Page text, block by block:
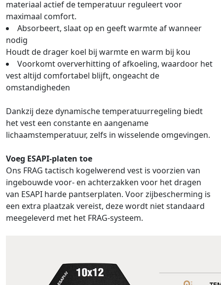
materiaal actief de temperatuur reguleert voor
maximaal comfort.
Absorbeert, slaat op en geeft warmte af wanneer
nodig
Houdt de drager koel bij warmte en warm bij kou
Voorkomt oververhitting of afkoeling, waardoor het
vest altijd comfortabel blijft, ongeacht de
omstandigheden
Dankzij deze dynamische temperatuurregeling biedt
het vest een constante en aangename
lichaamstemperatuur, zelfs in wisselende omgevingen.
Voeg ESAPI-platen toe
Ons FRAG tactisch kogelwerend vest is voorzien van
ingebouwde voor- en achterzakken voor het dragen
van ESAPI harde pantserplaten. Voor zijbescherming is
een extra plaatzak vereist, deze wordt niet standaard
meegeleverd met het FRAG-systeem.